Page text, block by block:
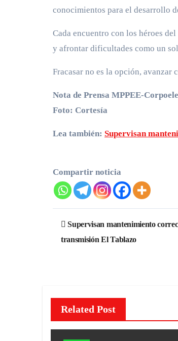
conocimientos para el desarrollo
Cada encuentro con los héroes
y afrontar dificultades como un
Fracasar no es la opción,
Nota de Prensa MPPEE-
Foto: Cortesía
Lea también: Supervisan
Compartir noticia
Navegación
de
Supervisan mantenimiento
transmisión El Tablazo
Related Post